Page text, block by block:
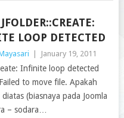
LOOP DETECTED
January 19, 2011
Infinite loop detected
to move file. Apakah
(biasnaya pada Joomla
– sodara…